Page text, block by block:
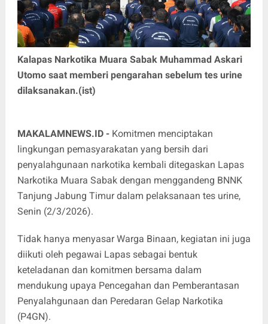
Kalapas Narkotika Muara Sabak Muhammad Askari
Utomo saat memberi pengarahan sebelum tes urine
dilaksanakan.(ist)
MAKALAMNEWS.ID - Komitmen menciptakan
lingkungan pemasyarakatan yang bersih dari
penyalahgunaan narkotika kembali ditegaskan Lapas
Narkotika Muara Sabak dengan menggandeng BNNK
Tanjung Jabung Timur dalam pelaksanaan tes urine,
Senin (2/3/2026).
Tidak hanya menyasar Warga Binaan, kegiatan ini juga
diikuti oleh pegawai Lapas sebagai bentuk
keteladanan dan komitmen bersama dalam
mendukung upaya Pencegahan dan Pemberantasan
Penyalahgunaan dan Peredaran Gelap Narkotika
(P4GN).